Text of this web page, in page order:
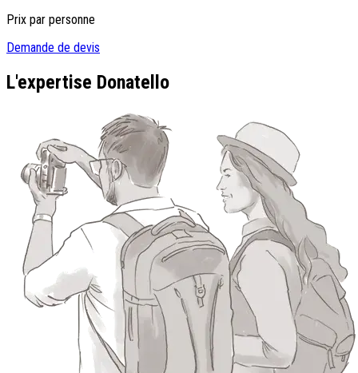
Prix par personne
Demande de devis
L'expertise Donatello